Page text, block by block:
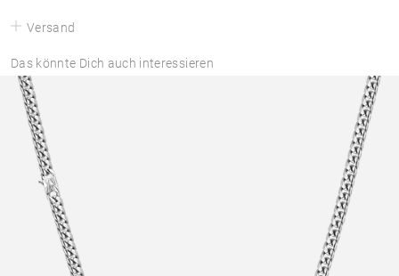
Versand
Das könnte Dich auch interessieren